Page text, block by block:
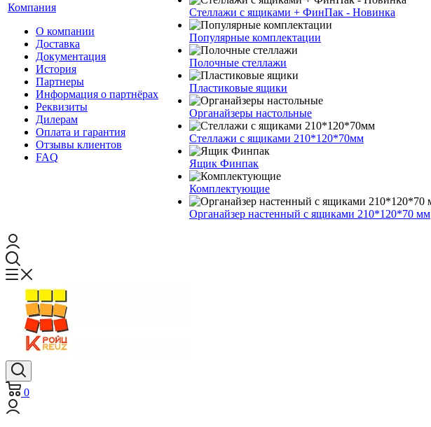
Компания
О компании
Доставка
Документация
История
Партнеры
Информация о партнёрах
Реквизиты
Дилерам
Оплата и гарантия
Отзывы клиентов
FAQ
Стеллажи с ящиками + ФинПак - Новинка
Популярные комплектации
Полочные стеллажи
Пластиковые ящики
Органайзеры настольные
Стеллажи с ящиками 210*120*70мм
Ящик Финпак
Комплектующие
Органайзер настенный с ящиками 210*120*70 мм
0